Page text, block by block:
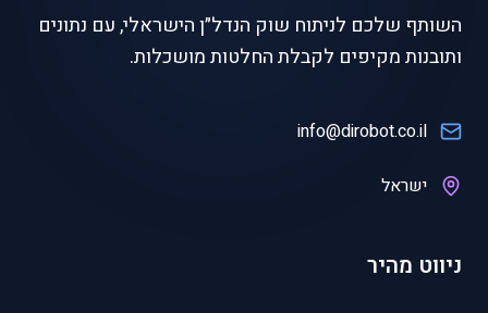
השותף שלכם לניתוח שוק הנדל״ן הישראלי, עם נתונים
ותובנות מקיפים לקבלת החלטות מושכלות.
info@dirobot.co.il
ישראל
ניווט מהיר